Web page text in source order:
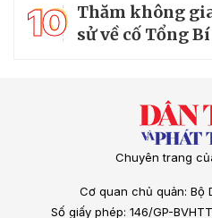
10 Thăm không
sử về cố Tổng
Chuyên trang
Cơ quan chủ quản: Bộ
Số giấy phép: 146/GP-